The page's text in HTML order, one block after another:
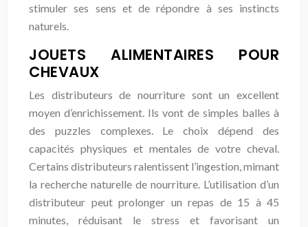
stimuler ses sens et de répondre à ses instincts
naturels.
JOUETS ALIMENTAIRES POUR
CHEVAUX
Les distributeurs de nourriture sont un excellent
moyen d’enrichissement. Ils vont de simples balles à
des puzzles complexes. Le choix dépend des
capacités physiques et mentales de votre cheval.
Certains distributeurs ralentissent l’ingestion, mimant
la recherche naturelle de nourriture. L’utilisation d’un
distributeur peut prolonger un repas de 15 à 45
minutes, réduisant le stress et favorisant un